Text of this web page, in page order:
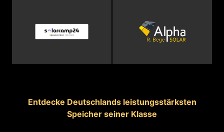
Entdecke Deutschlands leistungsstärksten
Speicher seiner Klasse